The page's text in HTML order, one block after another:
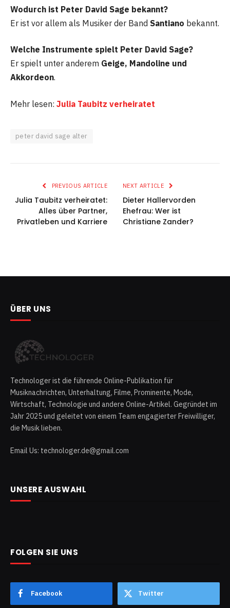
Wodurch ist Peter David Sage bekannt?
Er ist vor allem als Musiker der Band Santiano bekannt.
Welche Instrumente spielt Peter David Sage?
Er spielt unter anderem Geige, Mandoline und
Akkordeon.
Mehr lesen: Julia Taubitz verheiratet
peter david sage alter
PREVIOUS ARTICLE
Julia Taubitz verheiratet:
Alles über Partner,
Privatleben und Karriere
NEXT ARTICLE
Dieter Hallervorden
Ehefrau: Wer ist
Christiane Zander?
ÜBER UNS
Technologer ist die führende Online-Publikation für
Musiknachrichten, Unterhaltung, Filme, Prominente, Mode,
Wirtschaft, Technologie und andere Online-Artikel. Gegründet im
Jahr 2025 und geleitet von einem Team engagierter Freiwilliger,
die Musik lieben.
Email Us: technologer.de@gmail.com
UNSERE AUSWAHL
FOLGEN SIE UNS
Facebook Twitter